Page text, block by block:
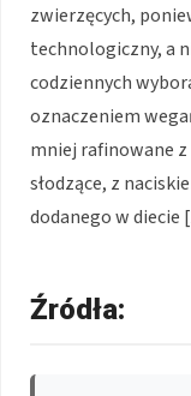
zwierzęcych,
technologiczny, a
codziennych
oznaczeniem
mniej rafinowane
słodzące, z
dodanego w diecie
Źródła: